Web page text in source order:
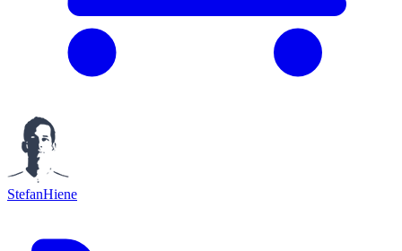
StefanHiene